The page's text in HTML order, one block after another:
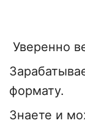
Уверенно
формату.
Знаете и